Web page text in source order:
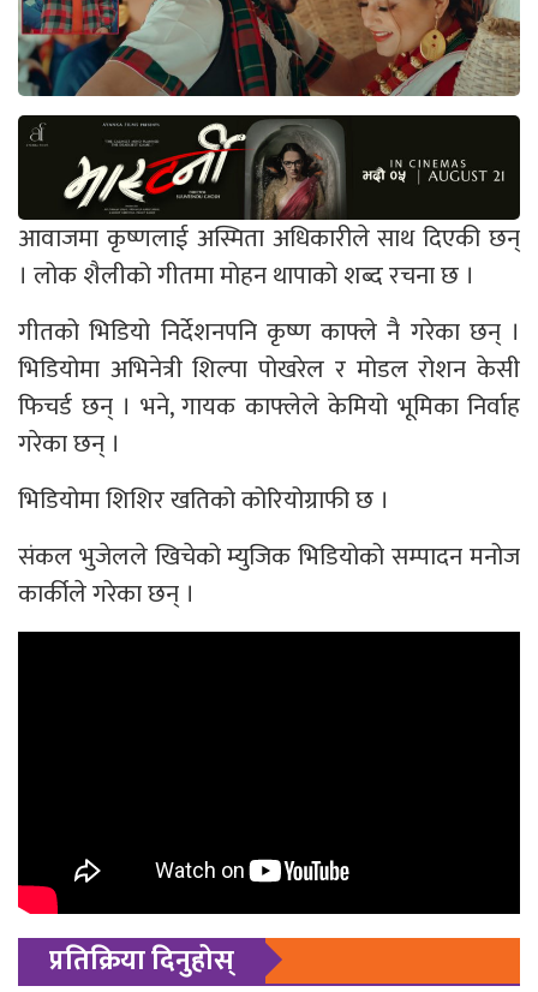
आवाजमा कृष्णलाई अस्मिता अधिकारीले साथ दिएकी छन्
। लोक शैलीको गीतमा मोहन थापाको शब्द रचना छ ।
गीतको भिडियो निर्देशनपनि कृष्ण काफ्ले नै गरेका छन् ।
भिडियोमा अभिनेत्री शिल्पा पोखरेल र मोडल रोशन केसी
फिचर्ड छन् । भने, गायक काफ्लेले केमियो भूमिका निर्वाह
गरेका छन् ।
भिडियोमा शिशिर खतिको कोरियोग्राफी छ ।
संकल भुजेलले खिचेको म्युजिक भिडियोको सम्पादन मनोज
कार्कीले गरेका छन् ।
प्रतिक्रिया दिनुहोस्